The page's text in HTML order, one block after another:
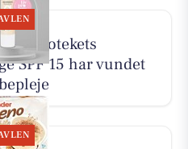
at Apotekets
SPF 15 har vundet